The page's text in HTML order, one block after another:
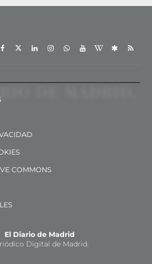
COMMONS
El Diario de Madrid
Digital de Madrid.